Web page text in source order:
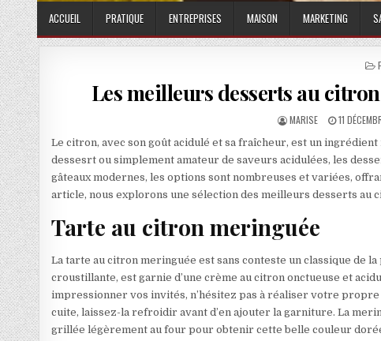
ACCUEIL PRATIQUE ENTREPRISES MAISON MARKETING
Les meilleurs desserts au
AUTHOR:
MARISE 11
Le citron, avec son goût acidulé et sa fraîcheur, est un
dessesrt ou simplement amateur de saveurs acidulées, les
gâteaux modernes, les options sont nombreuses et variées,
article, nous explorons une sélection des meilleurs desserts au
Tarte au citron meringuée
La tarte au citron meringuée est sans conteste un classique de
croustillante, est garnie d’une crème au citron onctueuse et
impressionner vos invités, n’hésitez pas à réaliser votre
cuite, laissez-la refroidir avant d’en ajouter la garniture. La
grillée légèrement au four pour obtenir cette belle couleur